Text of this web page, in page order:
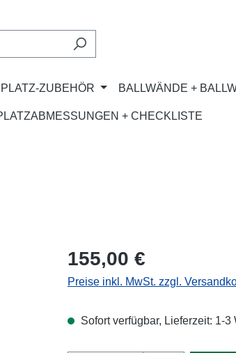
ZUBEHÖR BALLWÄNDE +
+ CHECKLISTE
Regulärer Preis:
155,00 €
Preise inkl. MwSt. zzgl.
Sofort verfügbar, Lieferzeit: 1-3